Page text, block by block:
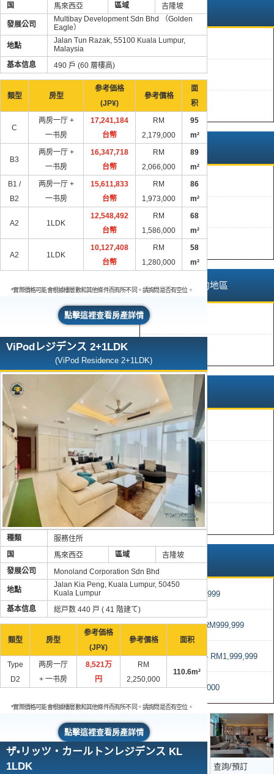
推薦
便宜貨
新貨
完成狀態
二手財產
新舊房產
預構建
馬來西亞以外的地區
馬來西亞境內
檳城
蘭卡威
吉隆坡
售價
RM0 – RM499,999
RM500,000 – RM999,999
RM1,000,000 – RM1,999,999
超過 RM2,000,000
馬來西亞房產購
買流程
查詢/預訂
国
馬來西亞 區域 吉隆坡
發展公司
Multibay Development Sdn Bhd （Golden
Eagle）
地點
Jalan Tun Razak, 55100 Kuala Lumpur,
Malaysia
基本信息
490 戶 (60 層樓高)
類型 房型
参考価格
(JP¥)
參考價格
面
积
C
两房一厅 +
一书房
17,241,184
台幣
RM
2,179,000
95
m²
B3
两房一厅 +
一书房
16,347,718
台幣
RM
2,066,000
89
m²
B1 /
B2
两房一厅 +
一书房
15,611,833
台幣
RM
1,973,000
86
m²
A2 1LDK
12,548,492
台幣
RM
1,586,000
68
m²
A2 1LDK
10,127,408
台幣
RM
1,280,000
58
m²
*實際價格可能會根據樓層數和其他條件而有所不同。請詢問是否有空位。
點擊這裡查看房產詳情
ViPodレジデンス 2+1LDK
(ViPod Residence 2+1LDK)
種類
服務住所
国
馬來西亞 區域
吉隆坡
發展公司
Monoland Corporation Sdn Bhd
地點
Jalan Kia Peng, Kuala Lumpur, 50450
Kuala Lumpur
基本信息
総戸数 440 戸 ( 41 階建て)
類型 房型
参考価格
(JP¥)
參考價格 面积
Type
D2
两房一厅
+ 一书房
8,521万
円
RM
2,250,000
110.6m²
*實際價格可能會根據樓層數和其他條件而有所不同。請詢問是否有空位。
點擊這裡查看房產詳情
ザ•リッツ・カールトンレジデンス KL
1LDK